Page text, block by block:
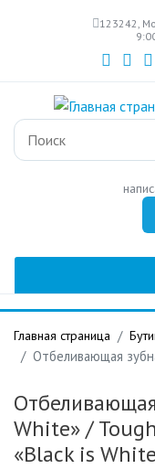
123242,
Главная страница
Отбеливающая
White»/
«Black is